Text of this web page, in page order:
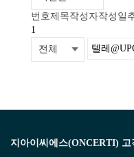
번호제목작성자작성일
1
지아이씨에스(ONCERTI) 고